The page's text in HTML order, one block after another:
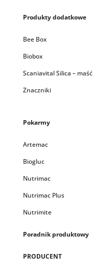
Produkty dodatkowe
Bee Box
Biobox
Scaniavital Silica – maść
Znaczniki
Pokarmy
Artemac
Biogluc
Nutrimac
Nutrimac Plus
Nutrimite
Poradnik produktowy
PRODUCENT